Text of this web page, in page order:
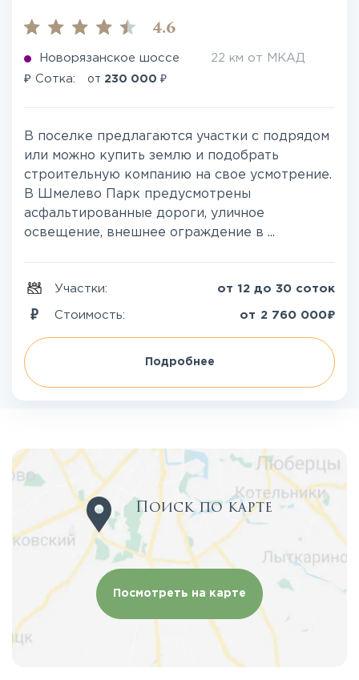
4.6
Новорязанское шоссе 22 км от МКАД
₽ Сотка: от 230 000 ₽
В поселке предлагаются участки с подрядом
или можно купить землю и подобрать
строительную компанию на свое усмотрение.
В Шмелево Парк предусмотрены
асфальтированные дороги, уличное
освещение, внешнее ограждение в ...
Участки: от 12 до 30 соток
Стоимость: от 2 760 000₽
Подробнее
Поиск по карте
Посмотреть на карте